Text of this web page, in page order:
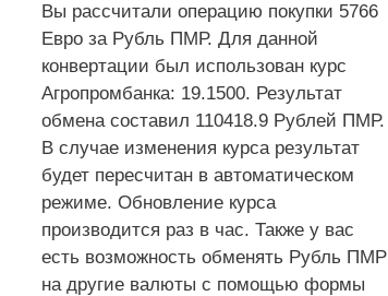
Вы рассчитали операцию покупки 5766
Евро за Рубль ПМР. Для данной
конвертации был использован курс
Агропромбанка: 19.1500. Результат
обмена составил 110418.9 Рублей ПМР.
В случае изменения курса результат
будет пересчитан в автоматическом
режиме. Обновление курса
производится раз в час. Также у вас
есть возможность обменять Рубль ПМР
на другие валюты с помощью формы